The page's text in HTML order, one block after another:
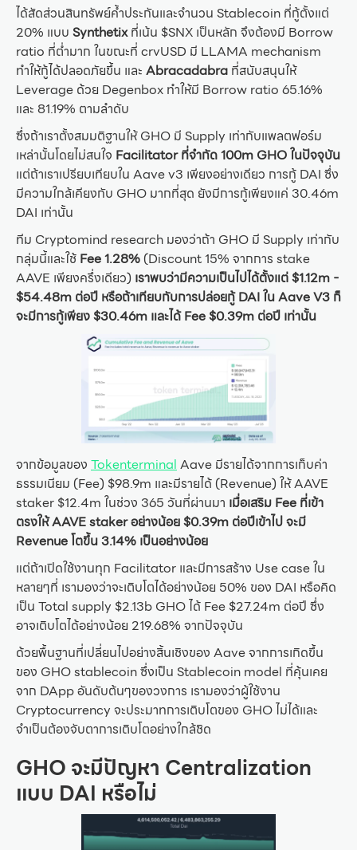
ได้สัดส่วนสินทรัพย์ค้ำประกันและจำนวน Stablecoin ที่กู้ตั้งแต่
20% แบบ Synthetixที่เน้น $SNX เป็นหลัก จึงต้องมี Borrow
ratio ที่ต่ำมาก ในขณะที่ crvUSD มี LLAMA mechanism
ทำให้กู้ได้ปลอดภัยขึ้น และ Abracadabra ที่สนับสนุนให้
Leverage ด้วย Degenbox ทำให้มี Borrow ratio 65.16%
และ 81.19% ตามลำดับ
ซึ่งถ้าเราตั้งสมมติฐานให้ GHO มี Supply เท่ากับแพลตฟอร์ม
เหล่านั้นโดยไม่สนใจ Facilitator ที่จำกัด 100m GHO ในปัจจุบัน
แต่ถ้าเราเปรียบเทียบใน Aave v3 เพียงอย่างเดียว การกู้ DAI ซึ่ง
มีความใกล้เคียงกับ GHO มากที่สุด ยังมีการกู้เพียงแค่ 30.46m
DAI เท่านั้น
ทีม Cryptomind research มองว่าถ้า GHO มี Supply เท่ากับ
กลุ่มนี้และใช้ Fee 1.28%(Discount 15% จากการ stake
AAVE เพียงครึ่งเดียว) เราพบว่ามีความเป็นไปได้ตั้งแต่ $1.12m -
$54.48m ต่อปี หรือถ้าเทียบกับการปล่อยกู้ DAI ใน Aave V3 ก็
จะมีการกู้เพียง $30.46m และได้ Fee $0.39m ต่อปี เท่านั้น
จากข้อมูลของ Tokenterminal Aave มีรายได้จากการเก็บค่า
ธรรมเนียม (Fee) $98.9m และมีรายได้ (Revenue) ให้ AAVE
staker $12.4m ในช่วง 365 วันที่ผ่านมา เมื่อเสริม Fee ที่เข้า
ตรงให้ AAVE staker อย่างน้อย $0.39m ต่อปีเข้าไป จะมี
Revenue โตขึ้น 3.14% เป็นอย่างน้อย
แต่ถ้าเปิดใช้งานทุก Facilitator และมีการสร้าง Use case ใน
หลายๆที่ เรามองว่าจะเติบโตได้อย่างน้อย 50% ของ DAI หรือคิด
เป็น Total supply $2.13b GHO ได้ Fee $27.24m ต่อปี ซึ่ง
อาจเติบโตได้อย่างน้อย 219.68% จากปัจจุบัน
ด้วยพื้นฐานที่เปลี่ยนไปอย่างสิ้นเชิงของ Aave จากการเกิดขึ้น
ของ GHO stablecoin ซึ่งเป็น Stablecoin model ที่คุ้นเคย
จาก DApp อันดับต้นๆของวงการ เรามองว่าผู้ใช้งาน
Cryptocurrency จะประมาทการเติบโตของ GHO ไม่ได้และ
จำเป็นต้องจับตาการเติบโตอย่างใกล้ชิด
GHO จะมีปัญหา Centralization
แบบ DAI หรือไม่